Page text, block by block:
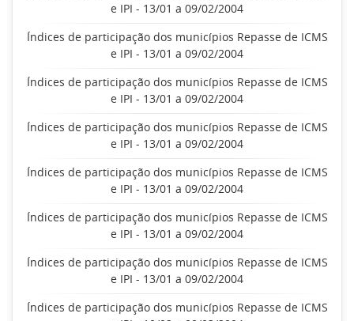
e IPI - 13/01 a 09/02/2004
Índices de participação dos municípios Repasse de ICMS
e IPI - 13/01 a 09/02/2004
Índices de participação dos municípios Repasse de ICMS
e IPI - 13/01 a 09/02/2004
Índices de participação dos municípios Repasse de ICMS
e IPI - 13/01 a 09/02/2004
Índices de participação dos municípios Repasse de ICMS
e IPI - 13/01 a 09/02/2004
Índices de participação dos municípios Repasse de ICMS
e IPI - 13/01 a 09/02/2004
Índices de participação dos municípios Repasse de ICMS
e IPI - 13/01 a 09/02/2004
Índices de participação dos municípios Repasse de ICMS